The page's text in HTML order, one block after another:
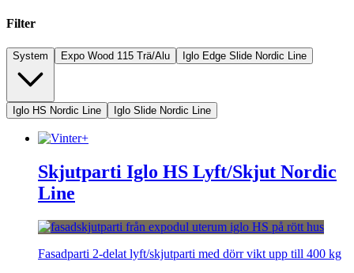
Filter
System Expo Wood 115 Trä/Alu Iglo Edge Slide Nordic Line
Iglo HS Nordic Line Iglo Slide Nordic Line
Skjutparti Iglo HS Lyft/Skjut Nordic
Line
Fasadparti 2-delat lyft/skjutparti med dörr vikt upp till 400 kg